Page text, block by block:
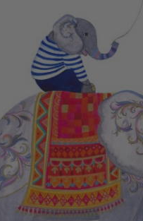
- Pop-Art-Porträt – KI